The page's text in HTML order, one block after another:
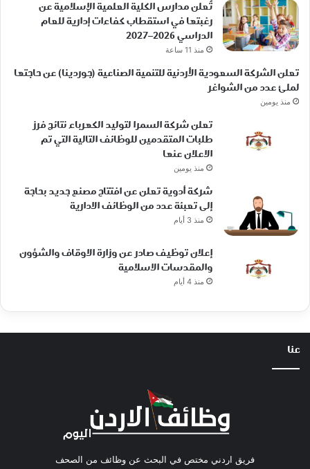
تُعلن مدارس الكلية العلمية الإسلامية عن
رغبتها في استقطاب كفاءات إدارية للعام
الدراسي 2026–2027
منذ 11 ساعة
تعلن الشركة السعودية الأردنية للتنمية الصناعية (جوردينا) عن حاجتها
لملئ عدد من الشواغر
منذ يومين
تعلن شركة السمرا لتوليد الكهرباء نتائج فرز
طلبات المتقدمين للوظائف التالية التي تم
الاعلان عنها
منذ يومين
شركة أدوية تعلن عن افتتاح مصنع جديد بحاجة
إلى تعبئة عدد من الوظائف الادارية
منذ 3 أيام
إعلان توظيف صادر عن وزارة الاوقاف والشؤون
والمقدسات الاسلامية
منذ 4 أيام
عنا
فريق اردني مختص في البحث عن وظائف من الصحف